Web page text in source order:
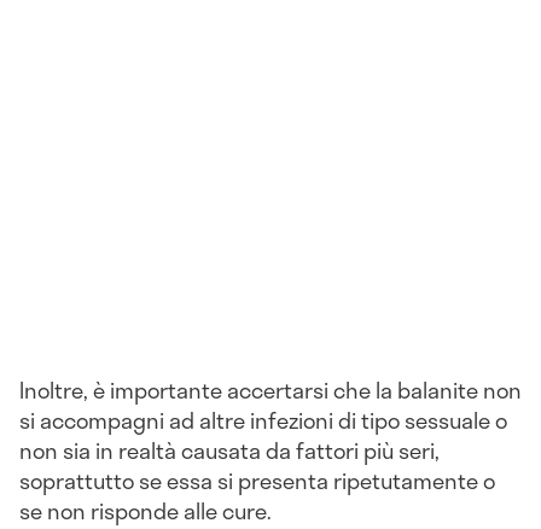
Inoltre, è importante accertarsi che la balanite non
si accompagni ad altre infezioni di tipo sessuale o
non sia in realtà causata da fattori più seri,
soprattutto se essa si presenta ripetutamente o
se non risponde alle cure.